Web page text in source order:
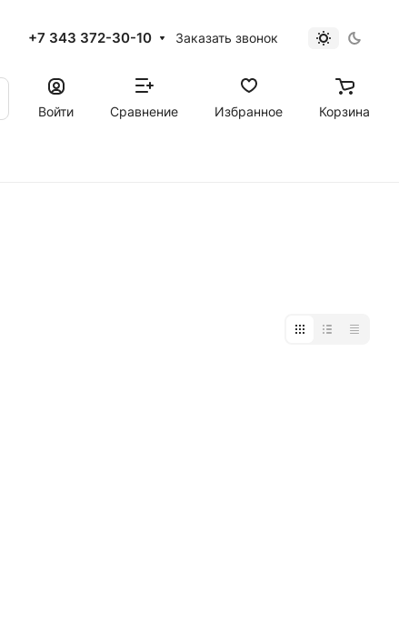
+7 343 372-30-10 Заказать звонок
Войти
Сравнение Избранное Корзина